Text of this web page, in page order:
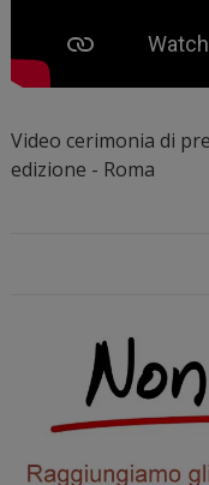
Video cerimonia di
edizione - Roma